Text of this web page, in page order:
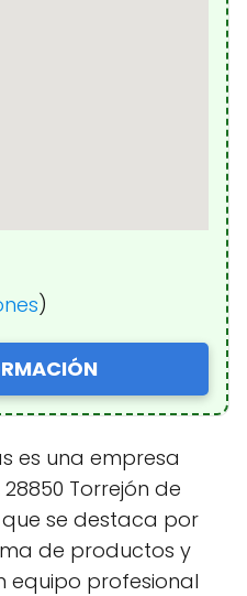
)
es una empresa
Torrejón de
que se destaca por
de productos y
equipo profesional